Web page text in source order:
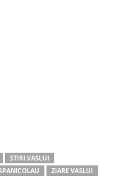
STIRI VASLUI
ZIARE VASLUI